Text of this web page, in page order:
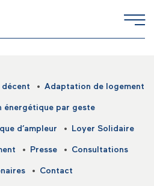
décent Adaptation de logement
énergétique par geste
d’ampleur Loyer Solidaire
Presse Consultations
Contact